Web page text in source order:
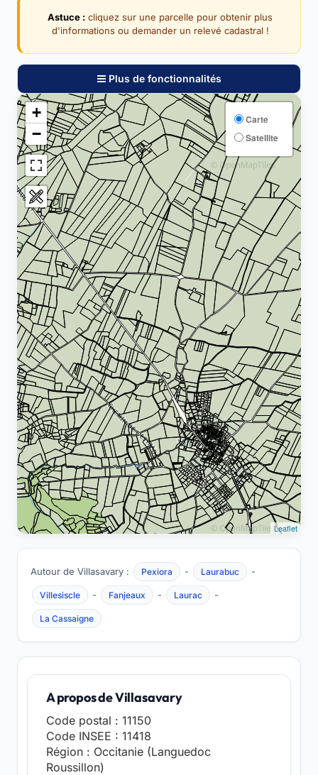
Astuce : cliquez sur une parcelle pour obtenir plus
d'informations ou demander un relevé cadastral !
Plus de fonctionnalités
+
−
Carte
Satellite
Leaflet
Autour de Villasavary : Pexiora - Laurabuc -
Villesiscle - Fanjeaux - Laurac -
La Cassaigne
A propos de Villasavary
Code postal : 11150
Code INSEE : 11418
Région : Occitanie (Languedoc
Roussillon)